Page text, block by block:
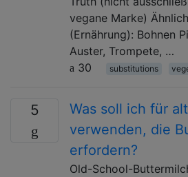
vegane Marke)
(Ernährung): Bohnen
Auster, Trompete, …
30
substitutions
5
Was soll ich für
verwenden, die
erfordern?
Old-School-